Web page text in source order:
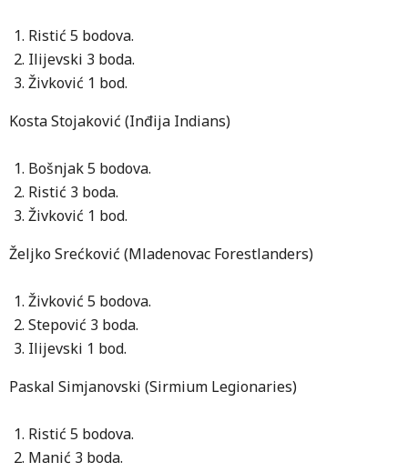
Ristić 5 bodova.
Ilijevski 3 boda.
Živković 1 bod.
Kosta Stojaković (Inđija Indians)
Bošnjak 5 bodova.
Ristić 3 boda.
Živković 1 bod.
Željko Srećković (Mladenovac Forestlanders)
Živković 5 bodova.
Stepović 3 boda.
Ilijevski 1 bod.
Paskal Simjanovski (Sirmium Legionaries)
Ristić 5 bodova.
Manić 3 boda.